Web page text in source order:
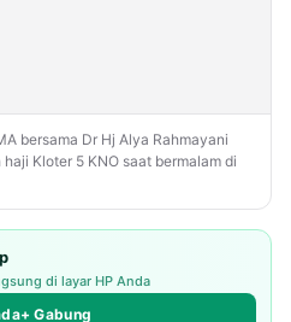
bersama Dr Hj Alya Rahmayani
Kloter 5 KNO saat bermalam di
di layar HP Anda
Gabung